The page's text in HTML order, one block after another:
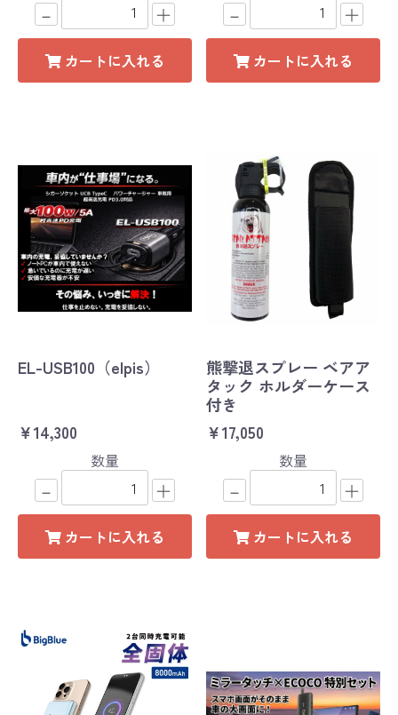
－ ＋
カートに入れる
－ ＋
カートに入れる
EL-USB100（elpis）
￥14,300
数量
－ ＋
カートに入れる
熊撃退スプレー ベアア
タック ホルダーケース
付き
￥17,050
数量
－ ＋
カートに入れる